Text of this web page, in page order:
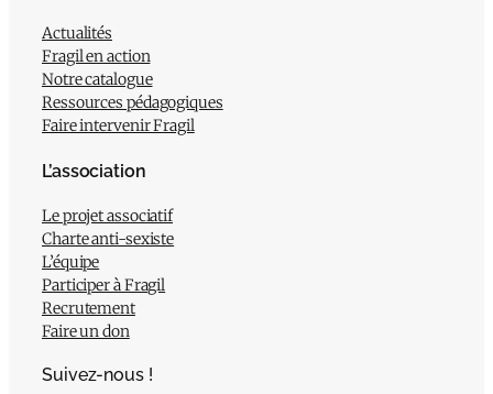
Actualités
Fragil en action
Notre catalogue
Ressources pédagogiques
Faire intervenir Fragil
L’association
Le projet associatif
Charte anti-sexiste
L’équipe
Participer à Fragil
Recrutement
Faire un don
Suivez-nous !